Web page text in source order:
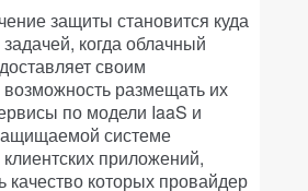
защиты становится куда
когда облачный
своим
размещать их
по модели IaaS и
системе
клиентских приложений,
качество которых провайдер